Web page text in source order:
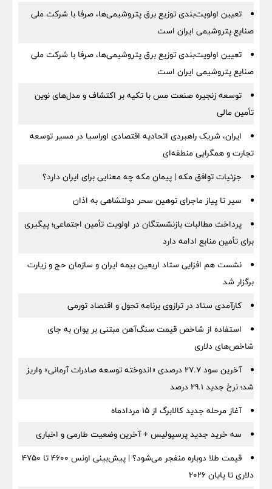
تعیین اولویت‌بندی توزیع برق پتروشیمی‌ها، صرفا با شرکت ملی
صنایع پتروشیمی ایران است
تعیین اولویت‌بندی توزیع برق پتروشیمی‌ها، صرفا با شرکت ملی
صنایع پتروشیمی ایران است
توسعه زنجیره صنعت مس با تکیه بر اکتشاف و مدل‌های نوین
تأمین مالی
ایران، شریک راهبردی اتحادیه اقتصادی اوراسیا در مسیر توسعه
تجارت و همگرایی منطقه‌ای
جزئیات توافق مکه | پیمان مکه چه معنایی برای ایران دارد؟
سیر تا پیاز ماجرای توهین سحر دولتشاهی به اذان
پرداخت مطالبات بازنشستگان در اولویت تأمین اجتماعی؛ پیگیری
برای تأمین منابع ادامه دارد
نشست هم افزایی ستاد اربعین بیمه ایران و سازمان حج و زیارت
برگزار شد
کارآمدی ستاد در ترازوی برنامه تحول و اقتصاد تورمی
استفاده از شاخص قیمت سنگ‌آهن مبتنی بر یوان به جای
شاخص‌های دلاری
آخرین سود ۲۷.۷ درصدی «اندوخته توسعه صادرات آرمانی» واریز
شد؛ نرخ جدید ۲۹.۱ درصد
آغاز مرحله جدید کالابرگ از ۱۵ مردادماه
سه خرید جدید پرسپولیس + آخرین وضعیت طارمی و اخباری
قیمت طلا دوباره منفجر می‌شود؟ | پیش‌بینی اونس ۴۶۰۰ تا ۴۷۵۰
دلاری تا پایان ۲۰۲۶